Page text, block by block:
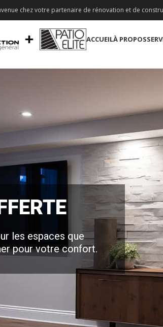
chez votre partenaire de rénovation et de
ACCUEILÀ PROPOS
les espaces que
pour votre confort.